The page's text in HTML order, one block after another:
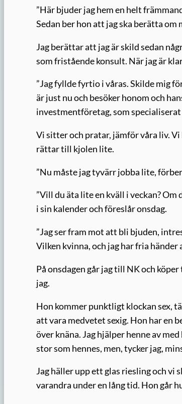
”Här bjuder jag hem en helt
Sedan ber hon att jag ska berätta om
Jag berättar att jag är skild sedan
som fristående konsult. När jag är
”Jag fyllde fyrtio i våras. Skilde mig
är just nu och besöker honom och
investmentföretag, som
Vi sitter och pratar, jämför våra liv.
rättar till kjolen lite.
”Nu måste jag tyvärr jobba lite,
”Vill du äta lite en kväll i veckan?
i sin kalender och föreslår onsdag.
”Jag ser fram mot att bli bjuden,
Vilken kvinna, och jag har fria
På onsdagen går jag till NK och
jag.
Hon kommer punktligt klockan sex,
att vara medvetet sexig. Hon har en
över knäna. Jag hjälper henne av
stor som hennes, men, tycker jag,
Jag häller upp ett glas riesling och vi
varandra under en lång tid. Hon går